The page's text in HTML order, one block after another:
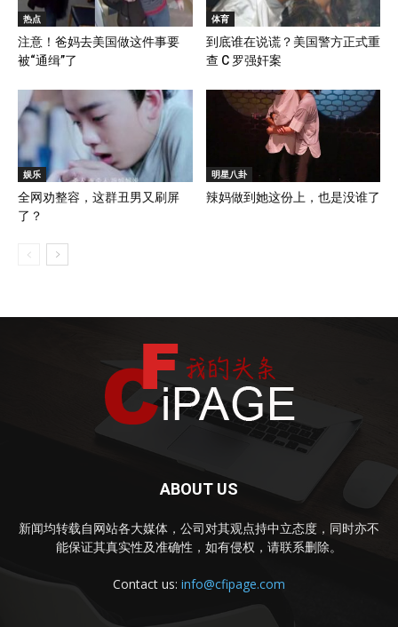
热点
注意！爸妈去美国做这件事要
被“通缉”了
体育
到底谁在说谎？美国警方正式重
查 C 罗强奸案
娱乐
全网劝整容，这群丑男又刷屏
了？
明星八卦
辣妈做到她这份上，也是没谁了
ABOUT US
新闻均转载自网站各大媒体，公司对其观点持中立态度，同时亦不
能保证其真实性及准确性，如有侵权，请联系删除。
Contact us: info@cfipage.com